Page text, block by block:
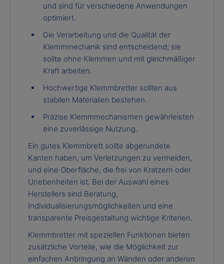
und sind für verschiedene Anwendungen
optimiert.
Die Verarbeitung und die Qualität der
Klemmmechanik sind entscheidend; sie
sollte ohne Klemmen und mit gleichmäßiger
Kraft arbeiten.
Hochwertige Klemmbretter sollten aus
stabilen Materialien bestehen.
Präzise Klemmmechanismen gewährleisten
eine zuverlässige Nutzung.
Ein gutes Klemmbrett sollte abgerundete
Kanten haben, um Verletzungen zu vermeiden,
und eine Oberfläche, die frei von Kratzern oder
Unebenheiten ist. Bei der Auswahl eines
Herstellers sind Beratung,
Individualisierungsmöglichkeiten und eine
transparente Preisgestaltung wichtige Kriterien.
Klemmbretter mit speziellen Funktionen bieten
zusätzliche Vorteile, wie die Möglichkeit zur
einfachen Anbringung an Wänden oder anderen